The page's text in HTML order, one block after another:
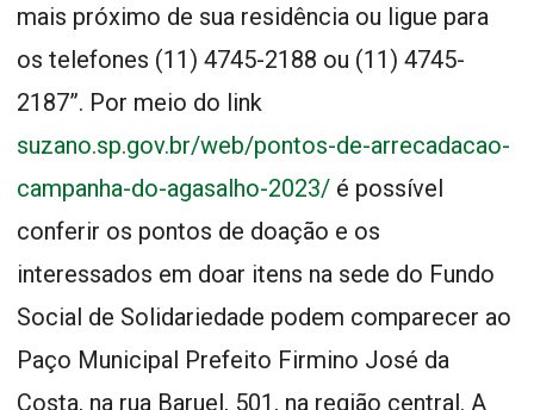
mais próximo de sua residência ou ligue para
os telefones (11) 4745-2188 ou (11) 4745-
2187”. Por meio do link
suzano.sp.gov.br/web/pontos-de-arrecadacao-
campanha-do-agasalho-2023/ é possível
conferir os pontos de doação e os
interessados em doar itens na sede do Fundo
Social de Solidariedade podem comparecer ao
Paço Municipal Prefeito Firmino José da
Costa, na rua Baruel, 501, na região central. A